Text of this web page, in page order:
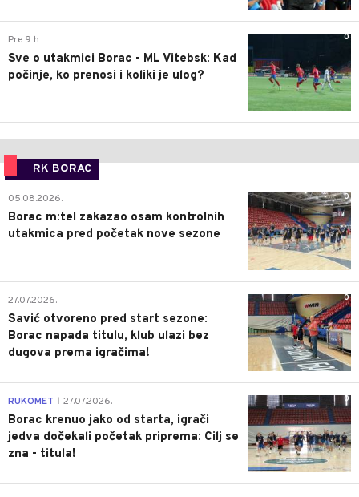
0
Pre 9 h
Sve o utakmici Borac - ML Vitebsk: Kad
počinje, ko prenosi i koliki je ulog?
RK BORAC
0
05.08.2026.
Borac m:tel zakazao osam kontrolnih
utakmica pred početak nove sezone
0
27.07.2026.
Savić otvoreno pred start sezone:
Borac napada titulu, klub ulazi bez
dugova prema igračima!
0
RUKOMET 27.07.2026.
Borac krenuo jako od starta, igrači
jedva dočekali početak priprema: Cilj se
zna - titula!